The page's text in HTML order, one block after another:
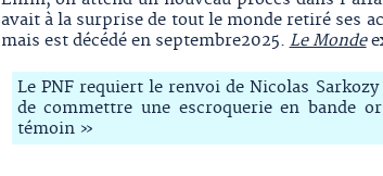
avait à la surprise de tout le monde retiré ses
mais est décédé en septembre2025. Le Monde
Le PNF requiert le renvoi de Nicolas
de commettre une escroquerie en bande
témoin »